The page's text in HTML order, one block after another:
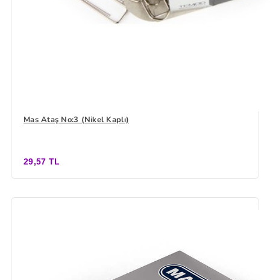
Mas Ataş No:3 (Nikel Kaplı)
29,57 TL